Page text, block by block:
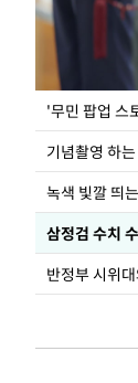
'무민 팝업 스
기념촬영 하
녹색 빛깔 띄
삼정검 수치
반정부 시위